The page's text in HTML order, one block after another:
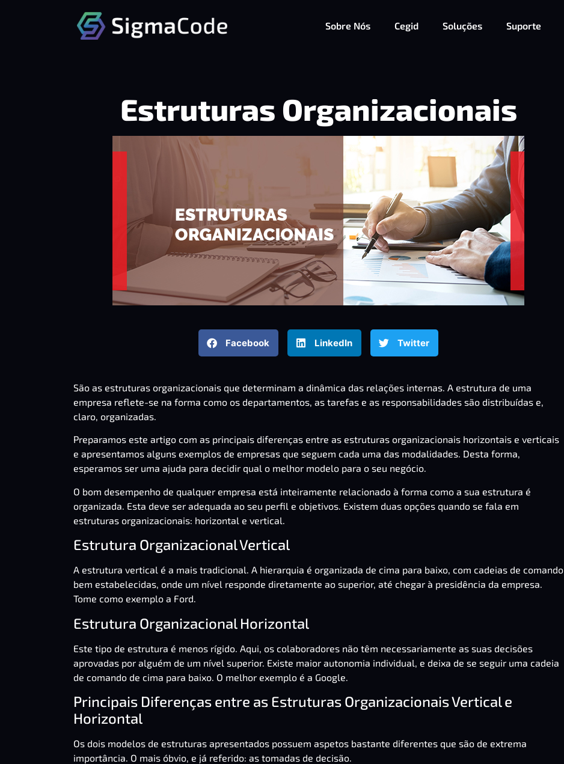
Sobre Nós Cegid Soluções Suporte
Estruturas Organizacionais
Facebook LinkedIn Twitter
São as estruturas organizacionais que determinam a dinâmica das relações internas. A estrutura de uma
empresa reflete-se na forma como os departamentos, as tarefas e as responsabilidades são distribuídas e,
claro, organizadas.
Preparamos este artigo com as principais diferenças entre as estruturas organizacionais horizontais e verticais
e apresentamos alguns exemplos de empresas que seguem cada uma das modalidades. Desta forma,
esperamos ser uma ajuda para decidir qual o melhor modelo para o seu negócio.
O bom desempenho de qualquer empresa está inteiramente relacionado à forma como a sua estrutura é
organizada. Esta deve ser adequada ao seu perfil e objetivos. Existem duas opções quando se fala em
estruturas organizacionais: horizontal e vertical.
Estrutura Organizacional Vertical
A estrutura vertical é a mais tradicional. A hierarquia é organizada de cima para baixo, com cadeias de comando
bem estabelecidas, onde um nível responde diretamente ao superior, até chegar à presidência da empresa.
Tome como exemplo a Ford.
Estrutura Organizacional Horizontal
Este tipo de estrutura é menos rígido. Aqui, os colaboradores não têm necessariamente as suas decisões
aprovadas por alguém de um nível superior. Existe maior autonomia individual, e deixa de se seguir uma cadeia
de comando de cima para baixo. O melhor exemplo é a Google.
Principais Diferenças entre as Estruturas Organizacionais Vertical e
Horizontal
Os dois modelos de estruturas apresentados possuem aspetos bastante diferentes que são de extrema
importância. O mais óbvio, e já referido: as tomadas de decisão.